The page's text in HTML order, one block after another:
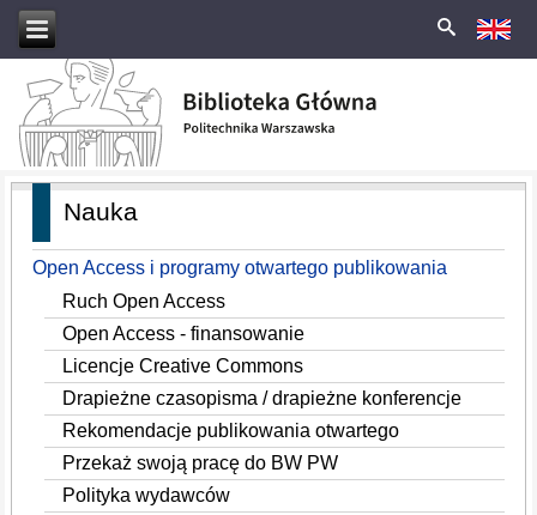
Nauka
Open Access i programy otwartego publikowania
Ruch Open Access
Open Access - finansowanie
Licencje Creative Commons
Drapieżne czasopisma / drapieżne konferencje
Rekomendacje publikowania otwartego
Przekaż swoją pracę do BW PW
Polityka wydawców